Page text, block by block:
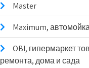
Master
Maximum,
OBI, гипермаркет
ремонта, дома и сада